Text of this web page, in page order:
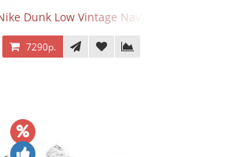
Dunk Low Vintage Navy
7290р.